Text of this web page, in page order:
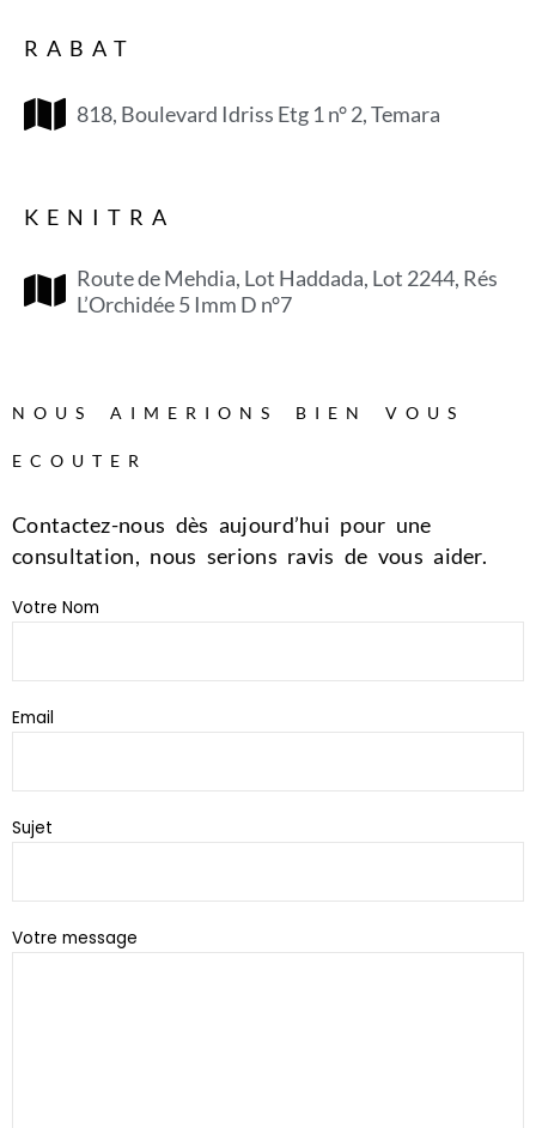
RABAT
818, Boulevard Idriss Etg 1 n° 2, Temara
KENITRA
Route de Mehdia, Lot Haddada, Lot 2244, Rés
L’Orchidée 5 Imm D n°7
NOUS AIMERIONS BIEN VOUS
ECOUTER
Contactez-nous dès aujourd’hui pour une
consultation, nous serions ravis de vous aider.
Votre Nom
Email
Sujet
Votre message